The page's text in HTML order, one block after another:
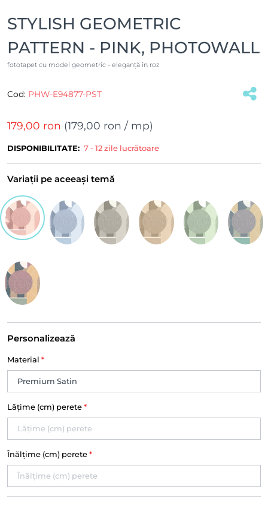
STYLISH GEOMETRIC
PATTERN - PINK, PHOTOWALL
fototapet cu model geometric - eleganță în roz
Cod: PHW-E94877-PST
179,00 ron (179,00 ron / mp)
DISPONIBILITATE: 7 - 12 zile lucrătoare
Variații pe aceeași temă
Personalizează
Material *
Lățime (cm) perete *
Înălțime (cm) perete *